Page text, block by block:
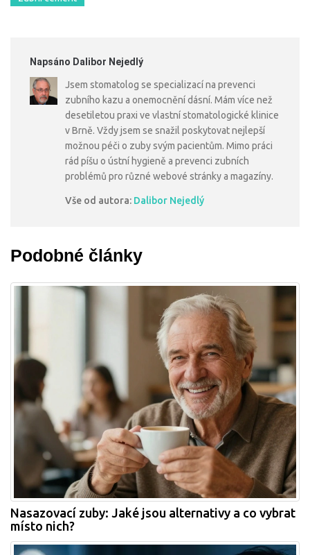
Napsáno Dalibor Nejedlý
Jsem stomatolog se specializací na prevenci
zubního kazu a onemocnění dásní. Mám více než
desetiletou praxi ve vlastní stomatologické klinice
v Brně. Vždy jsem se snažil poskytovat nejlepší
možnou péči o zuby svým pacientům. Mimo práci
rád píšu o ústní hygieně a prevenci zubních
problémů pro různé webové stránky a magazíny.
Vše od autora: Dalibor Nejedlý
Podobné články
Nasazovací zuby: Jaké jsou alternativy a co vybrat
místo nich?